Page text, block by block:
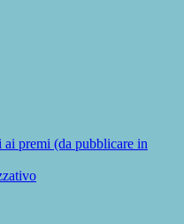
premi (da pubblicare in